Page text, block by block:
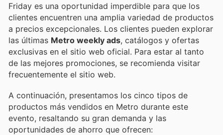
Friday es una oportunidad imperdible para que los
clientes encuentren una amplia variedad de productos
a precios excepcionales. Los clientes pueden explorar
las últimas Metro weekly ads, catálogos y ofertas
exclusivas en el sitio web oficial. Para estar al tanto
de las mejores promociones, se recomienda visitar
frecuentemente el sitio web.
A continuación, presentamos los cinco tipos de
productos más vendidos en Metro durante este
evento, resaltando su gran demanda y las
oportunidades de ahorro que ofrecen: